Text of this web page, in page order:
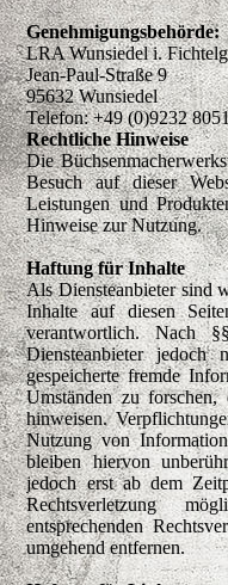
Genehmigungsbehörde:
LRA Wunsiedel i.
Jean-Paul-Straße 9
95632 Wunsiedel
Telefon: +49 (0)9232
Rechtliche Hinweise
Die
Besuch auf dieser
Leistungen und
Hinweise zur Nutzung.
Haftung für Inhalte
Als Diensteanbieter sind
Inhalte auf diesen
verantwortlich.
Diensteanbieter jedoch
gespeicherte fremde
Umständen zu
hinweisen.
Nutzung von
bleiben hiervon
jedoch erst ab dem
Rechtsverletzung
entsprechenden
umgehend entfernen.